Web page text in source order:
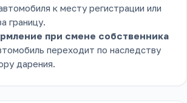
к месту регистрации или
границу.
при смене собственника
переходит по наследству
дарения.